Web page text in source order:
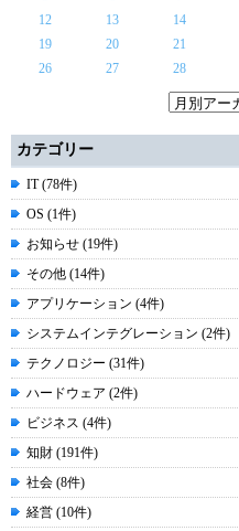
12
13 14
19
20 21
26
27 28
カテゴリー
IT (78件)
OS (1件)
お知らせ (19件)
その他 (14件)
アプリケーション (4件)
システムインテグレーション (2件)
テクノロジー (31件)
ハードウェア (2件)
ビジネス (4件)
知財 (191件)
社会 (8件)
経営 (10件)